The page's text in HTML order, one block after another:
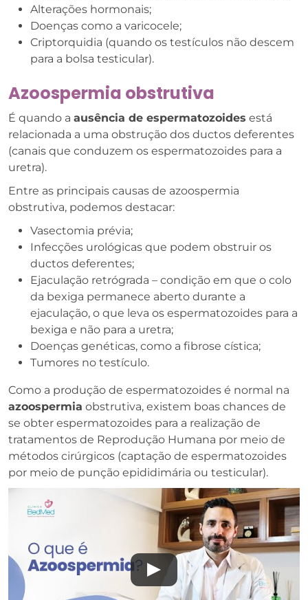
Alterações hormonais;
Doenças como a varicocele;
Criptorquidia (quando os testículos não descem
para a bolsa testicular).
Azoospermia obstrutiva
É quando a ausência de espermatozoides está
relacionada a uma obstrução dos ductos deferentes
(canais que conduzem os espermatozoides para a
uretra).
Entre as principais causas de azoospermia
obstrutiva, podemos destacar:
Vasectomia prévia;
Infecções urológicas que podem obstruir os
ductos deferentes;
Ejaculação retrógrada – condição em que o colo
da bexiga permanece aberto durante a
ejaculação, o que leva os espermatozoides para a
bexiga e não para a uretra;
Doenças genéticas, como a fibrose cística;
Tumores no testículo.
Como a produção de espermatozoides é normal na
azoospermia obstrutiva, existem boas chances de
se obter espermatozoides para a realização de
tratamentos de Reprodução Humana por meio de
métodos cirúrgicos (captação de espermatozoides
por meio de punção epididimária ou testicular).